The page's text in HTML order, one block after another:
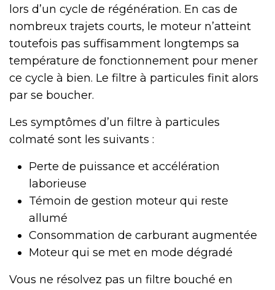
lors d’un cycle de régénération. En cas de
nombreux trajets courts, le moteur n’atteint
toutefois pas suffisamment longtemps sa
température de fonctionnement pour mener
ce cycle à bien. Le filtre à particules finit alors
par se boucher.
Les symptômes d’un filtre à particules
colmaté sont les suivants :
Perte de puissance et accélération
laborieuse
Témoin de gestion moteur qui reste
allumé
Consommation de carburant augmentée
Moteur qui se met en mode dégradé
Vous ne résolvez pas un filtre bouché en